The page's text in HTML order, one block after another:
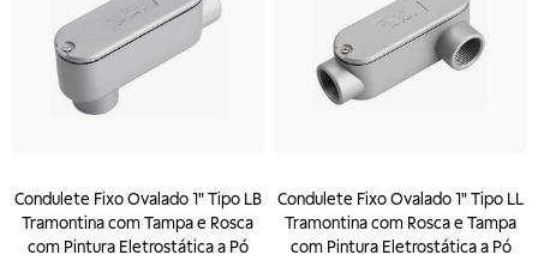
Condulete Fixo Ovalado 1" Tipo LB
Tramontina com Tampa e Rosca
com Pintura Eletrostática a Pó
Condulete Fixo Ovalado 1" Tipo LL
Tramontina com Rosca e Tampa
com Pintura Eletrostática a Pó